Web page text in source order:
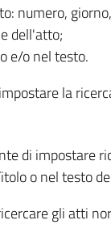
numero,
dell'atto;
e/o nel testo.
la
di impostare
o nel testo
gli atti